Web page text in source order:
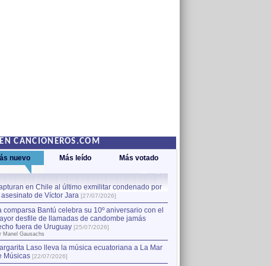
CANCIONEROS.COM
nuevo Más leído Más votado
en Chile al último exmilitar condenado por
de Víctor Jara [27/07/2026]
comparsa Bantú celebra su 10º aniversario con el
desfile de llamadas de candombe jamás
fuera de Uruguay [25/07/2026]
Manel Gausachs
Laso lleva la música ecuatoriana a La Mar
Músicas [22/07/2026]